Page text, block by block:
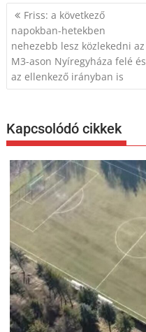
Bejegyzés
navigáció
Friss: a következő
napokban-hetekben
nehezebb lesz közlekedni az
M3-ason Nyíregyháza felé és
az ellenkező irányban is
Kapcsolódó cikkek